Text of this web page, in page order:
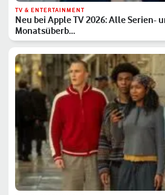
TV & ENTERTAINMENT
Neu bei Apple TV 2026: Alle Serien-
Monatsüberb…